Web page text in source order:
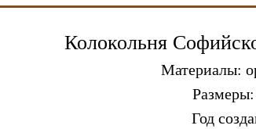
Колокольня
Материалы:
Год